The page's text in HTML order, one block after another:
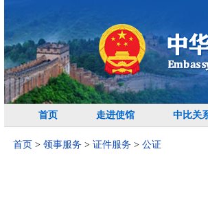
首页 走进使馆 中比关
首页 > 领事服务 > 证件服务 > 公证